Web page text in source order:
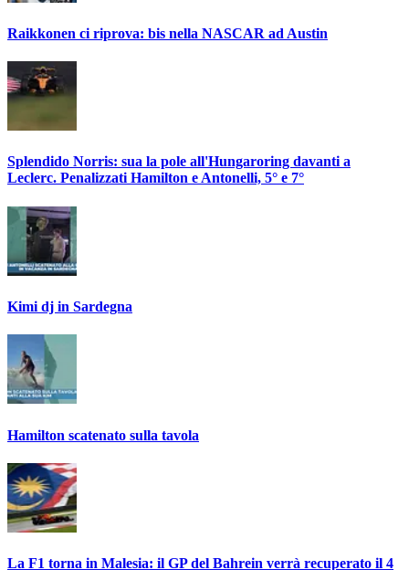
Raikkonen ci riprova: bis nella NASCAR ad Austin
Splendido Norris: sua la pole all'Hungaroring davanti a
Leclerc. Penalizzati Hamilton e Antonelli, 5° e 7°
Kimi dj in Sardegna
Hamilton scatenato sulla tavola
La F1 torna in Malesia: il GP del Bahrein verrà recuperato il 4